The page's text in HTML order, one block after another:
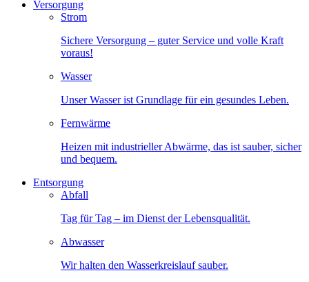
Versorgung
Strom
Sichere Versorgung – guter Service und volle Kraft
voraus!
Wasser
Unser Wasser ist Grundlage für ein gesundes Leben.
Fernwärme
Heizen mit industrieller Abwärme, das ist sauber, sicher
und bequem.
Entsorgung
Abfall
Tag für Tag – im Dienst der Lebensqualität.
Abwasser
Wir halten den Wasserkreislauf sauber.